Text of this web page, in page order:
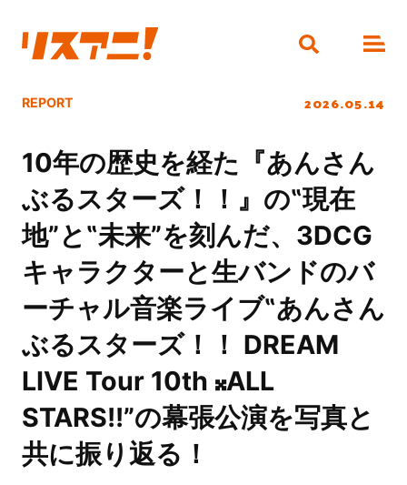
REPORT 2026.05.14
10年の歴史を経た『あんさん
ぶるスターズ！！』の‟現在
地”と‟未来”を刻んだ、3DCG
キャラクターと生バンドのバ
ーチャル音楽ライブ‟あんさん
ぶるスターズ！！ DREAM
LIVE Tour 10th 𝄪ALL
STARS!!”の幕張公演を写真と
共に振り返る！